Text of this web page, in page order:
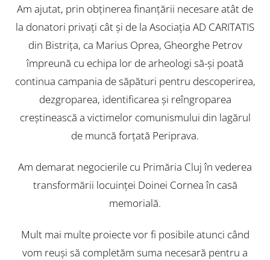
Am ajutat, prin obţinerea finanţării necesare atât de
la donatori privaţi cât şi de la Asociaţia AD CARITATIS
din Bistriţa, ca Marius Oprea, Gheorghe Petrov
împreună cu echipa lor de arheologi să-şi poată
continua campania de săpături pentru descoperirea,
dezgroparea, identificarea şi reîngroparea
creştinească a victimelor comunismului din lagărul
de muncă forţată Periprava.
Am demarat negocierile cu Primăria Cluj în vederea
transformării locuinţei Doinei Cornea în casă
memorială.
Mult mai multe proiecte vor fi posibile atunci când
vom reuşi să completăm suma necesară pentru a